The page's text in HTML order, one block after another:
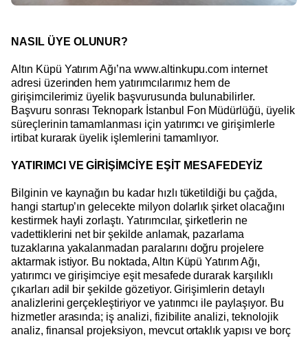
NASIL ÜYE OLUNUR?
Altın Küpü Yatırım Ağı’na www.altinkupu.com internet
adresi üzerinden hem yatırımcılarımız hem de
girişimcilerimiz üyelik başvurusunda bulunabilirler.
Başvuru sonrası Teknopark İstanbul Fon Müdürlüğü, üyelik
süreçlerinin tamamlanması için yatırımcı ve girişimlerle
irtibat kurarak üyelik işlemlerini tamamlıyor.
YATIRIMCI VE GİRİŞİMCİYE EŞİT MESAFEDEYİZ
Bilginin ve kaynağın bu kadar hızlı tüketildiği bu çağda,
hangi startup’ın gelecekte milyon dolarlık şirket olacağını
kestirmek hayli zorlaştı. Yatırımcılar, şirketlerin ne
vadettiklerini net bir şekilde anlamak, pazarlama
tuzaklarına yakalanmadan paralarını doğru projelere
aktarmak istiyor. Bu noktada, Altın Küpü Yatırım Ağı,
yatırımcı ve girişimciye eşit mesafede durarak karşılıklı
çıkarları adil bir şekilde gözetiyor. Girişimlerin detaylı
analizlerini gerçekleştiriyor ve yatırımcı ile paylaşıyor. Bu
hizmetler arasında; iş analizi, fizibilite analizi, teknolojik
analiz, finansal projeksiyon, mevcut ortaklık yapısı ve borç